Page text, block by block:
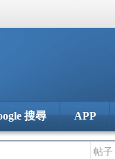
搜尋 APP
帖子